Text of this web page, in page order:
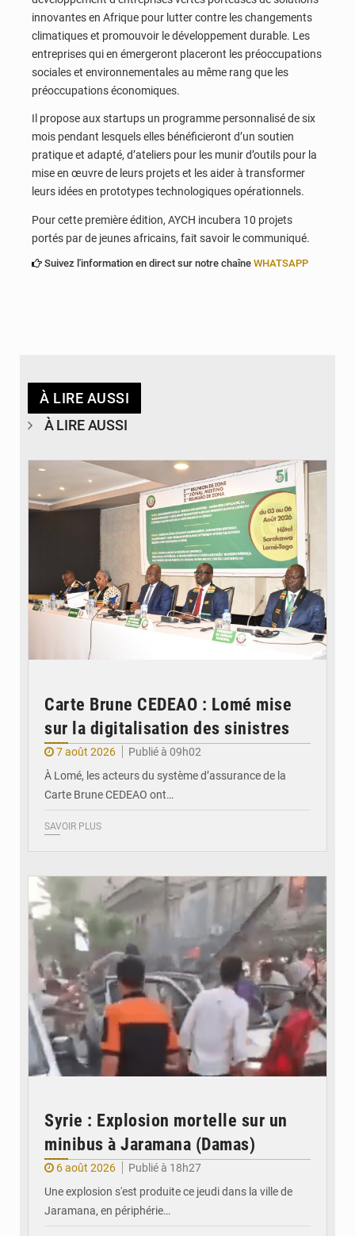
innovantes en Afrique pour lutter contre les changements
climatiques et promouvoir le développement durable. Les
entreprises qui en émergeront placeront les préoccupations
sociales et environnementales au même rang que les
préoccupations économiques.
Il propose aux startups un programme personnalisé de six
mois pendant lesquels elles bénéficieront d’un soutien
pratique et adapté, d’ateliers pour les munir d’outils pour la
mise en œuvre de leurs projets et les aider à transformer
leurs idées en prototypes technologiques opérationnels.
Pour cette première édition, AYCH incubera 10 projets
portés par de jeunes africains, fait savoir le communiqué.
Suivez l'information en direct sur notre chaîne WHATSAPP
À LIRE AUSSI
À LIRE AUSSI
Carte Brune CEDEAO : Lomé mise
sur la digitalisation des sinistres
7 août 2026
Publié à 09h02
À Lomé, les acteurs du système d’assurance de la
Carte Brune CEDEAO ont…
SAVOIR PLUS
Syrie : Explosion mortelle sur un
minibus à Jaramana (Damas)
6 août 2026
Publié à 18h27
Une explosion s'est produite ce jeudi dans la ville de
Jaramana, en périphérie…